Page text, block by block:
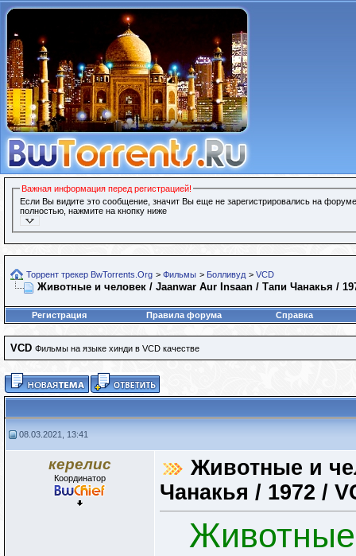
Важная информация перед регистрацией!
Если Вы видите это сообщение, значит Вы еще не зарегистрировались на
полностью, нажмите на кнопку ниже
Торрент трекер BwTorrents.Org > Фильмы > Болливуд > VCD
Животные и человек / Jaanwar Aur Insaan / Тапи Чанакья /
Регистрация Правила форума Справка
VCD Фильмы на языке хинди в VCD качестве
08.03.2021, 13:41
керелис
Координатор
Животные и
Чанакья / 1972 /
Животные